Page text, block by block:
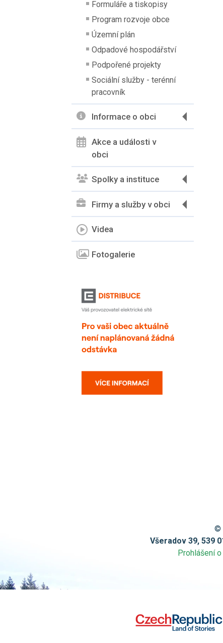
Formuláře a tiskopisy
Program rozvoje obce
Územní plán
Odpadové hospodářství
Podpořené projekty
Sociální služby - terénní
pracovník
Informace o obci
Akce a události v
obci
Spolky a instituce
Firmy a služby v obci
Videa
Fotogalerie
©
Všeradov 39, 539
Prohlášení